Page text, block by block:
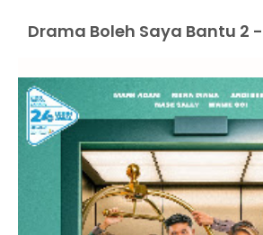
Drama Boleh Saya Bantu 2